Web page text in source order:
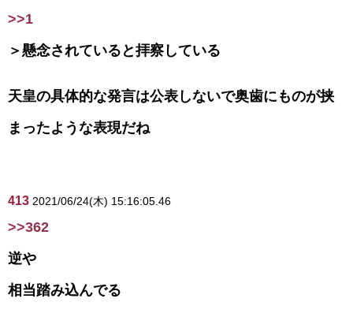
>>1
＞懸念されていると拝察している
天皇の具体的な発言は公表しないで奥歯にものが挟
まったような表現だね
413 2021/06/24(木) 15:16:05.46
>>362
逆や
相当踏み込んでる